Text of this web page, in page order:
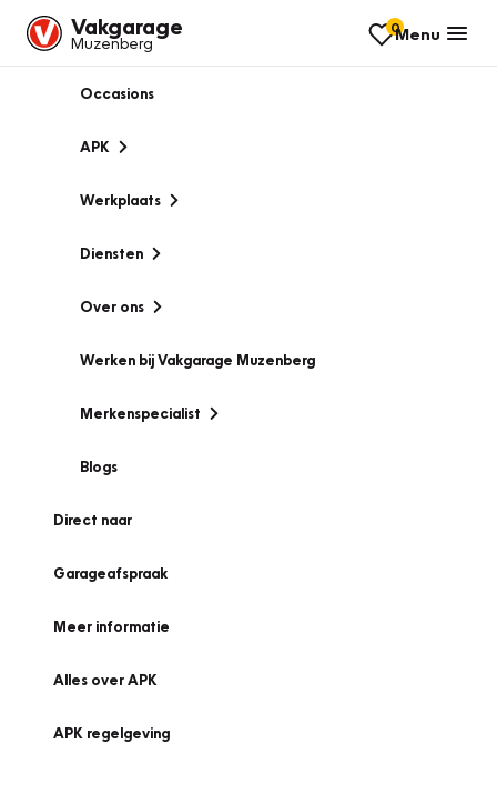
Vakgarage
Muzenberg
0Menu
Occasions
APK
Werkplaats
Diensten
Over ons
Werken bij Vakgarage Muzenberg
Merkenspecialist
Blogs
Direct naar
Garageafspraak
Meer informatie
Alles over APK
APK regelgeving